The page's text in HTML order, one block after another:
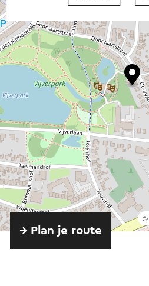
©
→ Plan je route